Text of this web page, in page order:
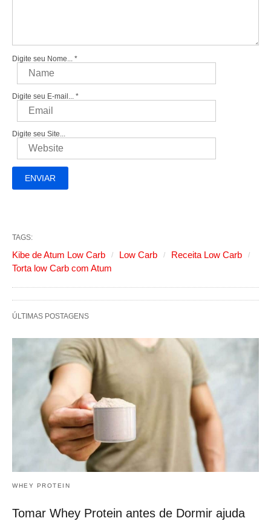
Digite seu Nome... *
Digite seu E-mail... *
Digite seu Site...
TAGS:
Kibe de Atum Low Carb Low Carb
Receita Low Carb
Torta low Carb com Atum
ÚLTIMAS POSTAGENS
WHEY PROTEIN
Tomar Whey Protein antes de Dormir ajuda